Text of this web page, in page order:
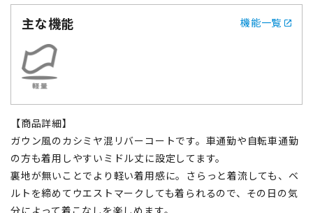
主な機能
機能一覧
【商品詳細】
ガウン風のカシミヤ混リバーコートです。車通勤や自転車通勤
の方も着用しやすいミドル丈に設定してます。
裏地が無いことでより軽い着用感に。さらっと着流しても、ベ
ルトを締めてウエストマークしても着られるので、その日の気
分によって着こなしを楽しめます。